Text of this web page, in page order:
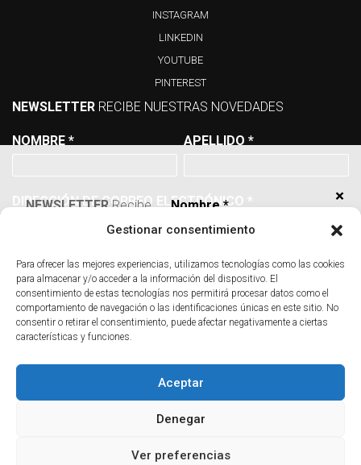
Gestionar consentimiento
Para ofrecer las mejores experiencias, utilizamos tecnologías como las cookies
para almacenar y/o acceder a la información del dispositivo. El
consentimiento de estas tecnologías nos permitirá procesar datos como el
comportamiento de navegación o las identificaciones únicas en este sitio. No
consentir o retirar el consentimiento, puede afectar negativamente a ciertas
características y funciones.
Aceptar
Denegar
Ver preferencias
INSTAGRAM
LINKEDIN
YOUTUBE
PINTEREST
NEWSLETTER RECIBE NUESTRAS NOVEDADES
NOMBRE * APELLIDO*
DIRECCIÓN DE CORREO ELECTRÓNICO *
ACEPTO EL AVISO LEGAL I LA POLÍTICA DE
PRIVACIDAD
×
NEWSLETTERRecibe
nuestras novedades
Nombre*
Apellido*
Dirección de correo
electrónico*
Consentimiento de